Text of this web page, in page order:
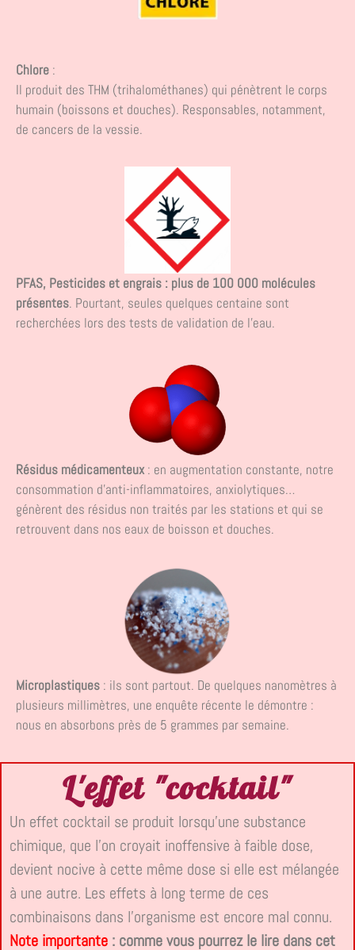
Chlore :
Il produit des THM (trihalométhanes) qui pénètrent le corps
humain (boissons et douches). Responsables, notamment,
de cancers de la vessie.
PFAS, Pesticides et engrais : plus de 100 000 molécules
présentes. Pourtant, seules quelques centaine sont
recherchées lors des tests de validation de l’eau.
Résidus médicamenteux: en augmentation constante, notre
consommation d’anti-inflammatoires, anxiolytiques…
génèrent des résidus non traités par les stations et qui se
retrouvent dans nos eaux de boisson et douches.
Microplastiques : ils sont partout. De quelques nanomètres à
plusieurs millimètres, une enquête récente le démontre :
nous en absorbons près de 5 grammes par semaine.
L'effet "cocktail"
Un effet cocktail se produit lorsqu’une substance
chimique, que l’on croyait inoffensive à faible dose,
devient nocive à cette même dose si elle est mélangée
à une autre. Les effets à long terme de ces
combinaisons dans l’organisme est encore mal connu.
Note importante : comme vous pourrez le lire dans cet